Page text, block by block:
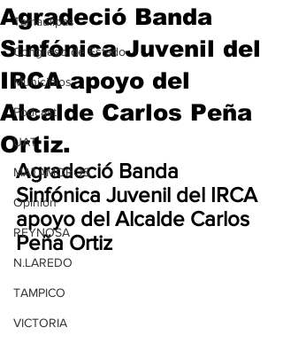
Tamaulipas
Congreso de Estado
Municipios
Podcast
UAT
MATAMOROS
Opinión
REYNOSA
N.LAREDO
TAMPICO
VICTORIA
Agradeció Banda
Sinfónica Juvenil del
IRCA apoyo del
Alcalde Carlos Peña
Ortiz.
Agradeció Banda
Sinfónica Juvenil del IRCA
apoyo del Alcalde Carlos
Peña Ortiz